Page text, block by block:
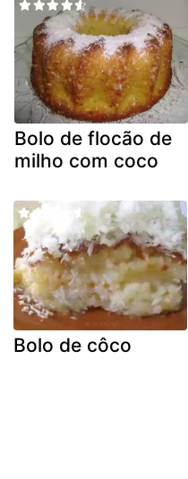
Bolo de flocão de
milho com coco
Bolo de côco